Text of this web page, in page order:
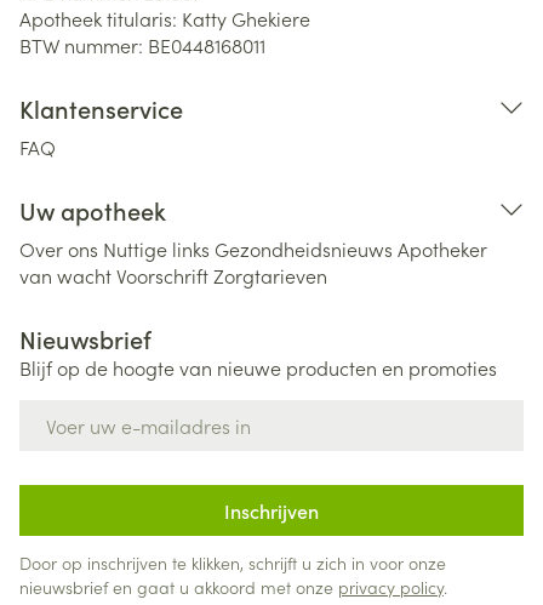
Apotheek titularis: Katty Ghekiere
BTW nummer: BE0448168011
Klantenservice
FAQ
Uw apotheek
Over ons Nuttige links Gezondheidsnieuws Apotheker
van wachtVoorschriftZorgtarieven
Nieuwsbrief
Blijf op de hoogte van nieuwe producten en promoties
Inschrijven
Door op inschrijven te klikken, schrijft u zich in voor onze
nieuwsbrief en gaat u akkoord met onze privacy policy.